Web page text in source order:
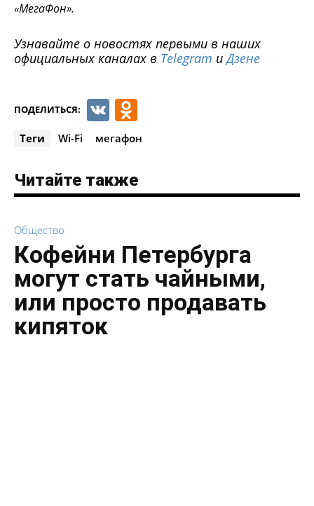
«МегаФон».
Узнавайте о новостях первыми в наших
официальных каналах в Telegram иДзене
ПОДЕЛИТЬСЯ: VK
Теги Wi-Fi мегафон
Читайте также
Общество
Кофейни Петербурга
могут стать чайными,
или просто продавать
кипяток